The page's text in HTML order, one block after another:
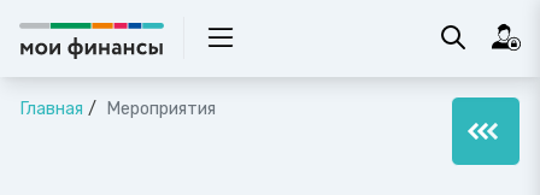
Главная Мероприятия